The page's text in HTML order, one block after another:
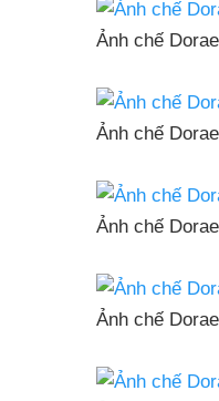
Ảnh chế
Ảnh chế
Ảnh chế
Ảnh chế